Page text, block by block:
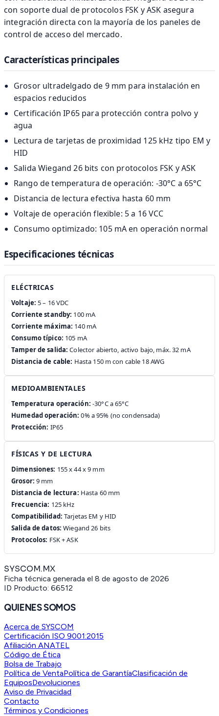
con soporte dual de protocolos FSK y ASK asegura
integración directa con la mayoría de los paneles de
control de acceso del mercado.
Características principales
Grosor ultradelgado de 9 mm para instalación en
espacios reducidos
Certificación IP65 para protección contra polvo y
agua
Lectura de tarjetas de proximidad 125 kHz tipo EM y
HID
Salida Wiegand 26 bits con protocolos FSK y ASK
Rango de temperatura de operación: -30°C a 65°C
Distancia de lectura efectiva hasta 60 mm
Voltaje de operación flexible: 5 a 16 VCC
Consumo optimizado: 105 mA en operación normal
Especificaciones técnicas
ELÉCTRICAS
Voltaje: 5 – 16 VDC
Corriente standby: 100 mA
Corriente máxima: 140 mA
Consumo típico: 105 mA
Tamper de salida: Colector abierto, activo bajo, máx. 32 mA
Distancia de cable: Hasta 150 m con cable 18 AWG
MEDIOAMBIENTALES
Temperatura operación: -30°C a 65°C
Humedad operación: 0% a 95% (no condensada)
Protección: IP65
FÍSICAS Y DE LECTURA
Dimensiones: 155 x 44 x 9 mm
Grosor: 9 mm
Distancia de lectura: Hasta 60 mm
Frecuencia: 125 kHz
Compatibilidad: Tarjetas EM y HID
Salida de datos: Wiegand 26 bits
Protocolos: FSK + ASK
SYSCOM.MX
Ficha técnica generada el 8 de agosto de 2026
ID Producto: 66512
QUIENES SOMOS
Acerca de SYSCOM
Certificación ISO 9001:2015
Afiliación ANATEL
Código de Ética
Bolsa de Trabajo
Política de VentaPolítica de GarantíaClasificación de
EquiposDevoluciones
Aviso de Privacidad
Contacto
Términos y Condiciones